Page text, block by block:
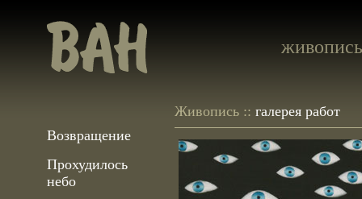
живопись
Возвращение
Прохудилось
небо
Живопись :: галерея работ